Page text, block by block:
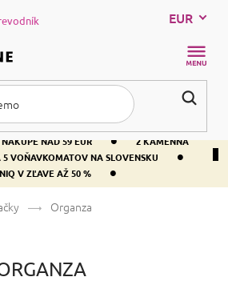
NAD 59 EUR •
2 KAMENNÁ
5 VOŇAVKOMATOV NA SLOVENSKU
•
V ZĽAVE AŽ 50 % •
EUR
Organza